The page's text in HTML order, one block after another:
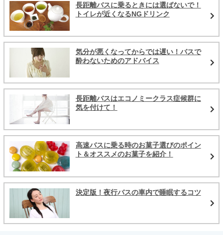
長距離バスに乗るときには選ばないで！
トイレが近くなるNGドリンク
気分が悪くなってからでは遅い！バスで
酔わないためのアドバイス
長距離バスはエコノミークラス症候群に
気を付けて！
高速バスに乗る時のお菓子選びのポイン
ト＆オススメのお菓子を紹介！
決定版！夜行バスの車内で睡眠するコツ